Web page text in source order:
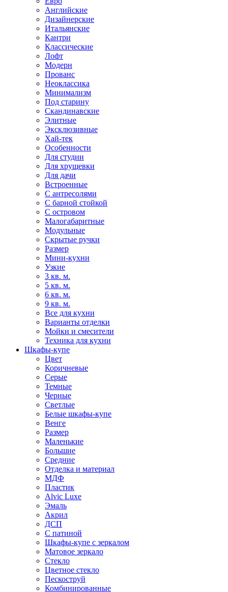
Английские
Дизайнерские
Итальянские
Кантри
Классические
Лофт
Модерн
Прованс
Неоклассика
Минимализм
Под старину
Скандинавские
Элитные
Эксклюзивные
Хай-тек
Особенности
Для студии
Для хрущевки
Для дачи
Встроенные
С антресолями
С барной стойкой
С островом
Малогабаритные
Модульные
Скрытые ручки
Размер
Мини-кухни
Узкие
3 кв. м.
5 кв. м.
6 кв. м.
9 кв. м.
Все для кухни
Варианты отделки
Мойки и смесители
Техника для кухни
Шкафы-купе
Цвет
Коричневые
Серые
Темные
Черные
Светлые
Белые шкафы-купе
Венге
Размер
Маленькие
Большие
Средние
Отделка и материал
МДФ
Пластик
Alvic Luxe
Эмаль
Акрил
ДСП
С патиной
Шкафы-купе с зеркалом
Матовое зеркало
Стекло
Цветное стекло
Пескоструй
Комбинированные